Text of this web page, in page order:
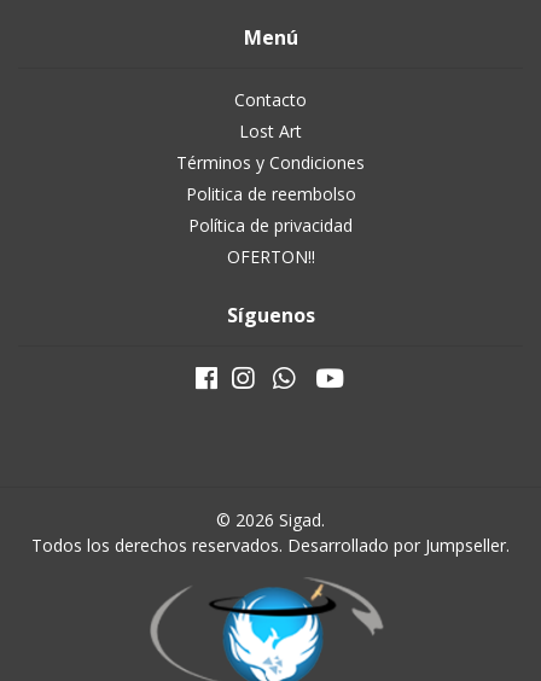
Menú
Contacto
Lost Art
Términos y Condiciones
Politica de reembolso
Política de privacidad
OFERTON!!
Síguenos
© 2026 Sigad.
Todos los derechos reservados. Desarrollado por Jumpseller.